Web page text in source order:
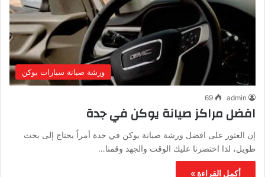
ورشة صيانة سيارات يوكن
admin
69
افضل مراكز صيانة يوكن في جدة
إن العثور على افضل ورشة صيانة يوكن في جدة أمراً يحتاج إلى بحث
طويل، لذا اختصرنا عليك الوقت والجهد وقمنا…
أكمل القراءة »